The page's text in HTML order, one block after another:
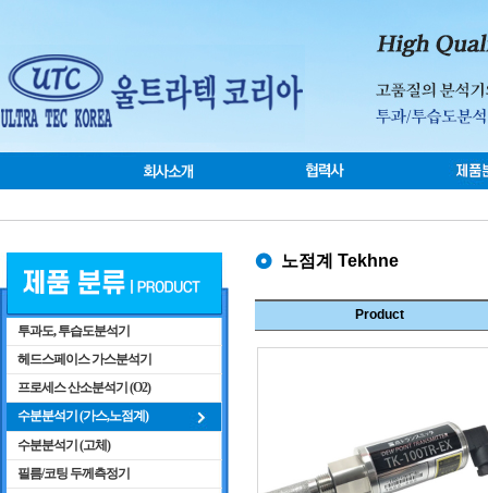
투과도, 투습도분석기
헤드스페이스 가스분석기
프로세스 산소분석기 (O2)
수분분석기 (가스,노점계)
수분분석기 (고체)
필름/코팅 두께측정기
노점계 Tekhne
Product